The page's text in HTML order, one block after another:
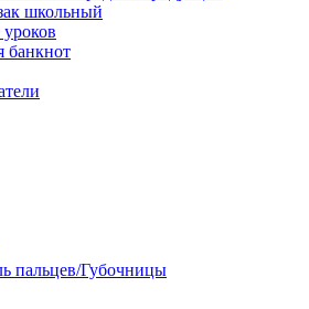
школьный
банкнот
пальцев/Губочницы